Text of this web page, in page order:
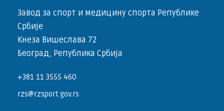
Завод за спорт и медицину спорта Републике
Србије
Кнеза Вишеслава 72
Београд, Република Србија
+381 11 3555 460
rzs@rzsport.gov.rs